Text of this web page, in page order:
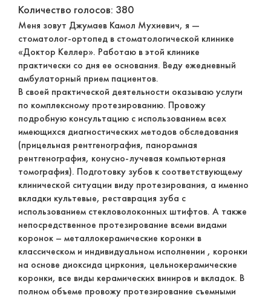
Количество голосов: 380
Меня зовут Джумаев Камол Мухиевич, я —
стоматолог-ортопед в стоматологической клинике
«Доктор Келлер». Работаю в этой клинике
практически со дня ее основания. Веду ежедневный
амбулаторный прием пациентов.
В своей практической деятельности оказываю услуги
по комплексному протезированию. Провожу
подробную консультацию с использованием всех
имеющихся диагностических методов обследования
(прицельная рентгенография, панорамная
рентгенография, конусно-лучевая компьютерная
томография). Подготовку зубов к соответствующему
клинической ситуации виду протезирования, а именно
вкладки культевые, реставрация зуба с
использованием стекловолоконных штифтов. А также
непосредственное протезирование всеми видами
коронок – металлокерамические коронки в
классическом и индивидуальном исполнении , коронки
на основе диоксида циркония, цельнокерамические
коронки, все виды керамических виниров и вкладок. В
полном объеме провожу протезирование съемными